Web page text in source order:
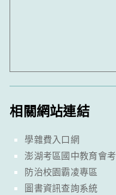
相關網站連結
學雜費入口網
澎湖考區國中教育會考
防治校園霸凌專區
圖書資訊查詢系統